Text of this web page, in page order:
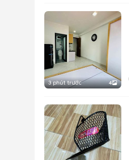
3 phút trước 4